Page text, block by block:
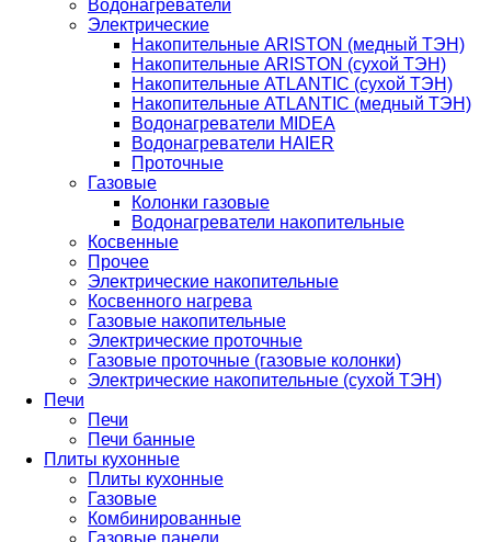
Водонагреватели
Электрические
Накопительные ARISTON (медный ТЭН)
Накопительные ARISTON (сухой ТЭН)
Накопительные ATLANTIC (сухой ТЭН)
Накопительные ATLANTIC (медный ТЭН)
Водонагреватели MIDEA
Водонагреватели HAIER
Проточные
Газовые
Колонки газовые
Водонагреватели накопительные
Косвенные
Прочее
Электрические накопительные
Косвенного нагрева
Газовые накопительные
Электрические проточные
Газовые проточные (газовые колонки)
Электрические накопительные (сухой ТЭН)
Печи
Печи
Печи банные
Плиты кухонные
Плиты кухонные
Газовые
Комбинированные